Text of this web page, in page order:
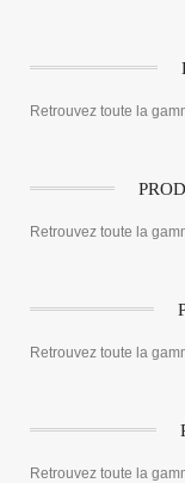
Retrouvez toute la
Retrouvez toute la
Retrouvez toute la
Retrouvez toute la